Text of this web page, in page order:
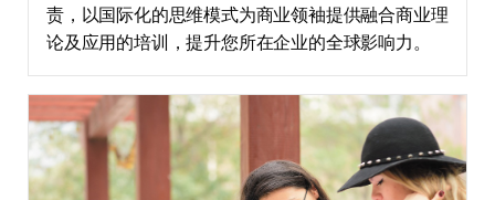
责，以国际化的思维模式为商业领袖提供融合商业理
论及应用的培训，提升您所在企业的全球影响力。